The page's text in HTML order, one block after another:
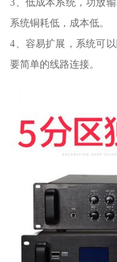
系统铜耗低，成本低。
4、容易扩展，系统可
要简单的线路连接。